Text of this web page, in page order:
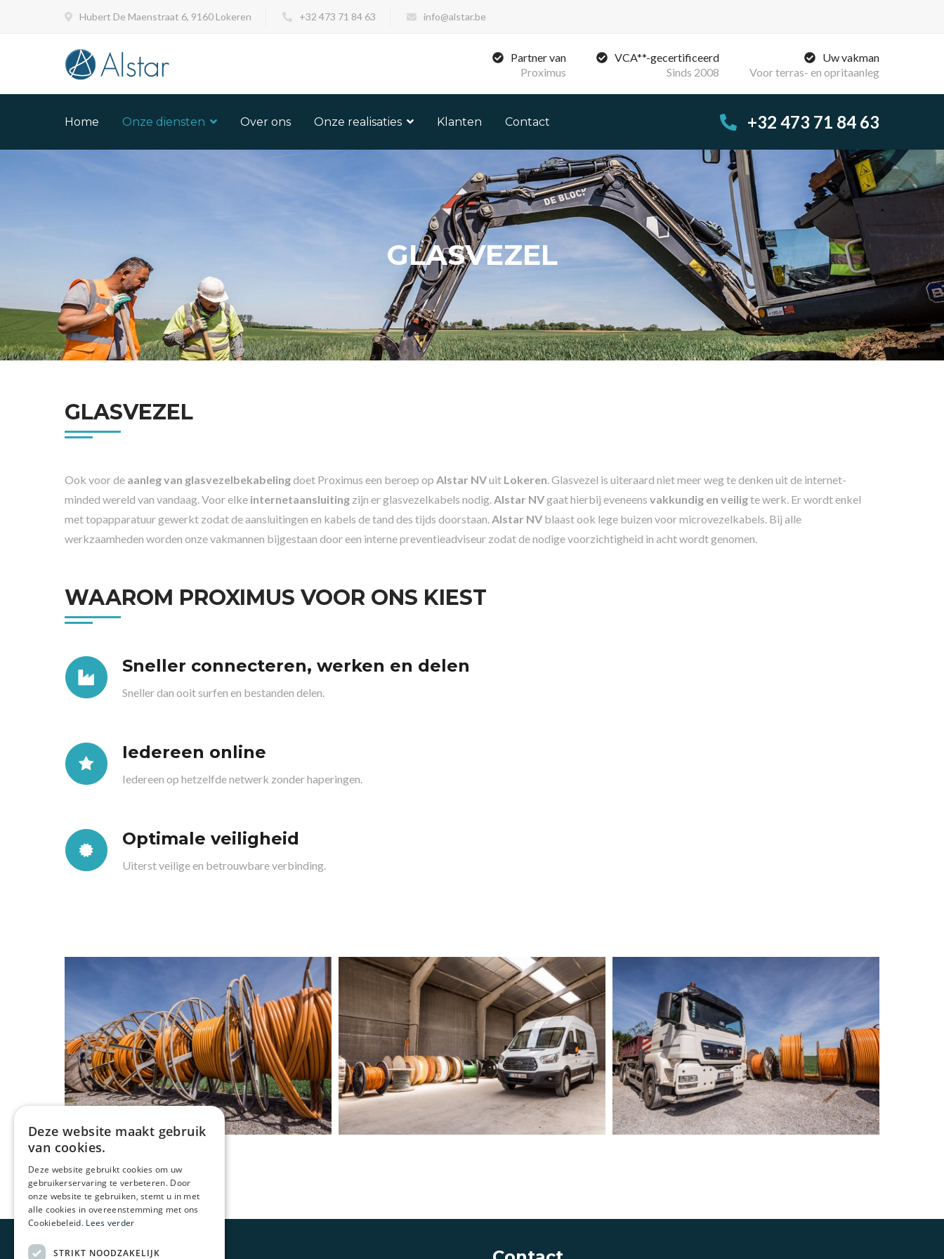
Hubert De Maenstraat 6, 9160 Lokeren +32 473 71 84 63 info@alstar.be
Partner van
Proximus
VCA**-gecertificeerd
Sinds 2008
Uw vakman
Voor terras- en opritaanleg
Home Onze diensten Over ons Onze realisaties Klanten Contact +32 473 71 84 63
GLASVEZEL
GLASVEZEL
Ook voor de aanleg van glasvezelbekabelingdoet Proximus een beroep op Alstar NVuit Lokeren. Glasvezel is uiteraard niet meer weg te denken uit de internet-
minded wereld van vandaag. Voor elke internetaansluiting zijn er glasvezelkabels nodig.Alstar NVgaat hierbij eveneens vakkundig en veiligte werk. Er wordt enkel
met topapparatuur gewerkt zodat de aansluitingen en kabels de tand des tijds doorstaan.Alstar NV blaast ook lege buizen voor microvezelkabels. Bij alle
werkzaamheden worden onze vakmannen bijgestaan door een interne preventieadviseur zodat de nodige voorzichtigheid in acht wordt genomen.
WAAROM PROXIMUS VOOR ONS KIEST
Sneller connecteren, werken en delen
Sneller dan ooit surfen en bestanden delen.
Iedereen online
Iedereen op hetzelfde netwerk zonder haperingen.
Optimale veiligheid
Uiterst veilige en betrouwbare verbinding.
Deze website maakt gebruik
van cookies.
Deze website gebruikt cookies om uw
gebruikerservaring te verbeteren. Door
onze website te gebruiken, stemt u in met
alle cookies in overeenstemming met ons
Cookiebeleid. Lees verder
STRIKT NOODZAKELIJK